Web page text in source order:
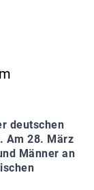
deutschen
Am 28. März
Männer an